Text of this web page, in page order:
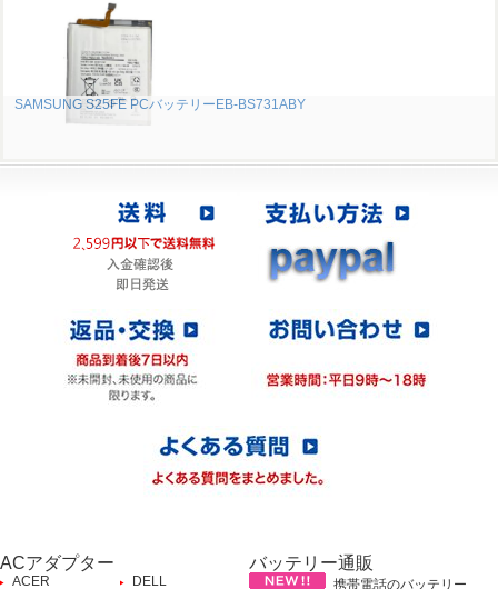
SAMSUNG S25FE PCバッテリーEB-BS731ABY
ACアダプター
ACER DELL
バッテリー通販
携帯電話のバッテリー